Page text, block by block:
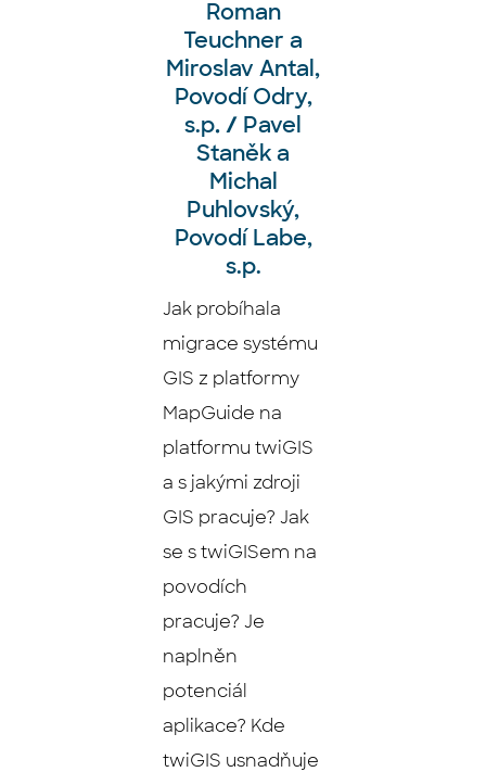
Roman
Teuchner a
Miroslav Antal,
Povodí Odry,
s.p. / Pavel
Staněk a
Michal
Puhlovský,
Povodí Labe,
s.p.
Jak probíhala
migrace systému
GIS z platformy
MapGuide na
platformu twiGIS
a s jakými zdroji
GIS pracuje? Jak
se s twiGISem na
povodích
pracuje? Je
naplněn
potenciál
aplikace? Kde
twiGIS usnadňuje